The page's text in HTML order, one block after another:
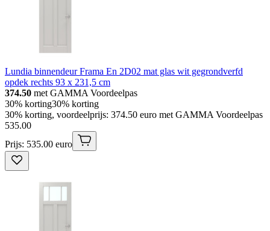
Lundia binnendeur Frama En 2D02 mat glas wit gegrondverfd
opdek rechts 93 x 231,5 cm
374.50 met GAMMA Voordeelpas
30% korting30% korting
30% korting, voordeelprijs: 374.50 euro met GAMMA Voordeelpas
535.00
Prijs: 535.00 euro